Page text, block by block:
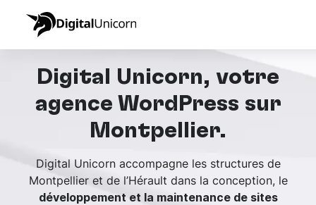
Digital Unicorn, votre
agence WordPress sur
Montpellier.
Digital Unicorn accompagne les structures de
Montpellier et de l’Hérault dans la conception, le
développement et la maintenance de sites